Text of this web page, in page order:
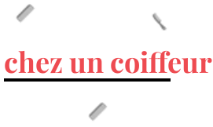
chez un coiffeur